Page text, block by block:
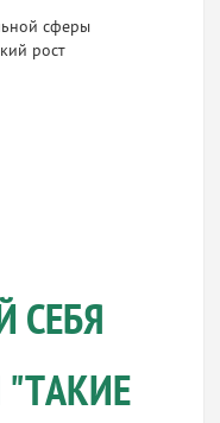
сферы
рост
СЕБЯ